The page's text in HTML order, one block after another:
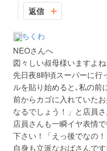
返信
ちくわ
NEOさんへ
図々しい叔母様いますよね
先日夜8時頃スーパーに
ルを貼り始めると､私の前
前からカゴに入れていた
なるでしょう！」と店員さ
店員さんも一瞬イヤ表情
下さい！「えっ後でなの
自身も立派なおばさんで